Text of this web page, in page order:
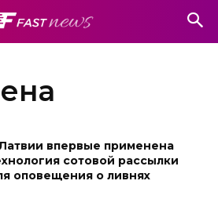
впервые применена
сотовой рассылки
оповещения о ливнях